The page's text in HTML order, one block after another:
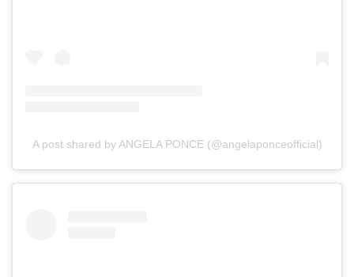
A post shared by ANGELA PONCE (@angelaponceofficial)